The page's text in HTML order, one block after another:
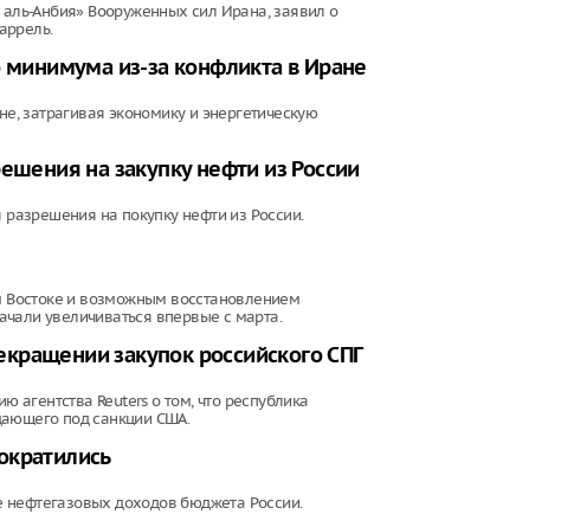
Анбия» Вооруженных сил Ирана, заявил о
из-за конфликта в Иране
затрагивая экономику и энергетическую
на закупку нефти из России
на покупку нефти из России.
и возможным восстановлением
увеличиваться впервые с марта.
закупок российского СПГ
Reuters о том, что республика
под санкции США.
доходов бюджета России.